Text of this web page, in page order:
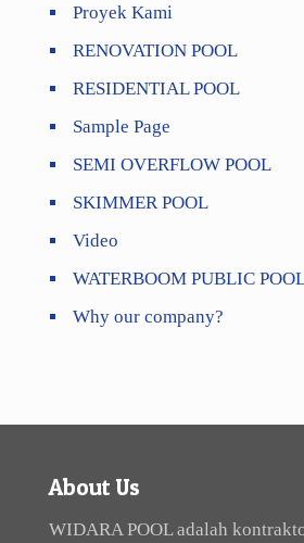
Proyek Kami
RENOVATION POOL
RESIDENTIAL POOL
Sample Page
SEMI OVERFLOW POOL
SKIMMER POOL
Video
WATERBOOM PUBLIC
Why our company?
About Us
WIDARA POOL adalah